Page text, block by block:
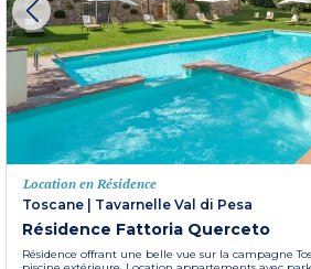
Location en Résidence
Toscane | Tavarnelle Val di Pesa
Résidence Fattoria Querceto
Résidence offrant une belle vue sur la campagne